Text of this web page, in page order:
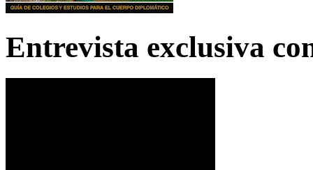
Entrevista exclusiva